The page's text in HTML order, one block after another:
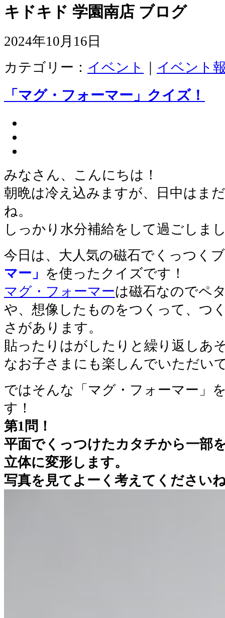
キドキド 学園南店 ブログ
2024年10月16日
カテゴリー： イベント イベント
「マグ・フォーマー」クイズ！
みなさん、こんにちは！
朝晩は冷え込みますが、日中はま
ね。
しっかり水分補給をして過ごしま
今日は、大人気の磁石でくっつく
マー」 を使ったクイズです！
マグ・フォーマーは磁石なのでペ
や、想像したものをつくって、つ
さがあります。
貼ったりはがしたりと繰り返しあ
なお子さまにも楽しんでいただい
ではそんな「マグ・フォーマー」
す！
第1問！
平面でくっつけたカタチから一部
立体に変形します。
写真を見てよーく考えてください